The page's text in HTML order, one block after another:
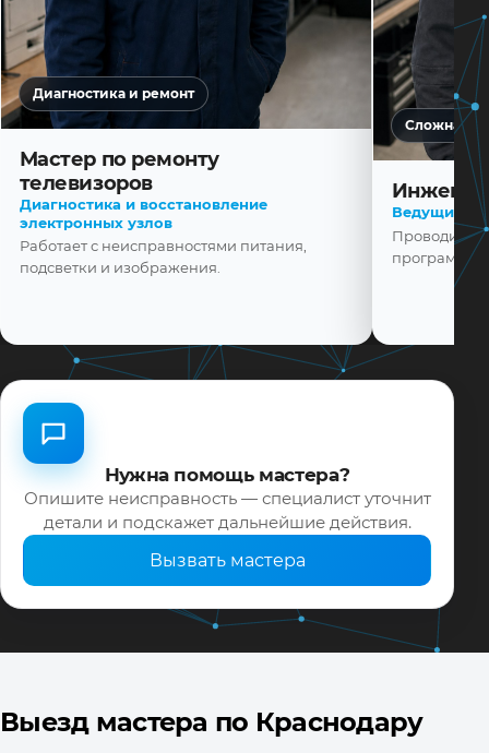
Диагностика и ремонт
Мастер по ремонту
телевизоров
Диагностика и восстановление
электронных узлов
Работает с неисправностями питания,
подсветки и изображения.
Сложная
Ведущий
Проводит
Нужна помощь мастера?
Опишите неисправность — специалист уточнит
детали и подскажет дальнейшие действия.
Вызвать мастера
Выезд мастера по Краснодару